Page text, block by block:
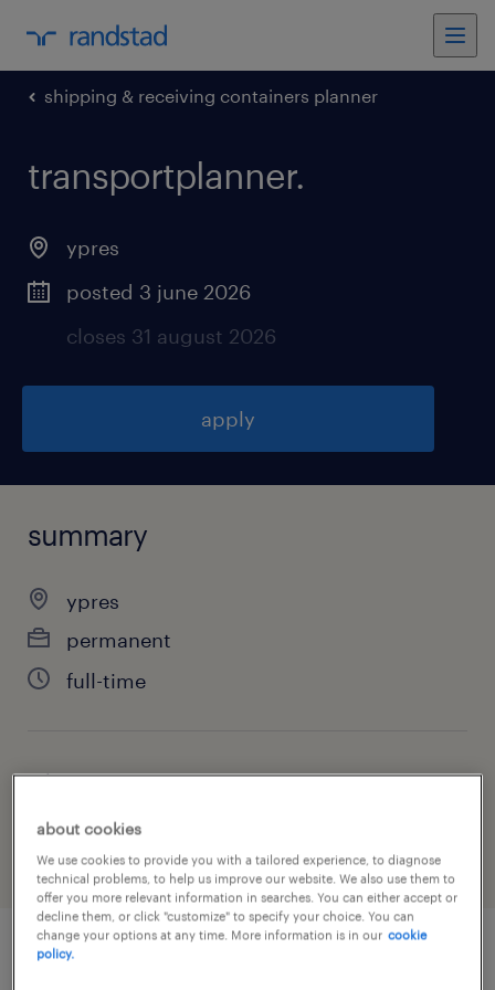
shipping & receiving containers planner
transportplanner.
ypres
posted 3 june 2026
closes 31 august 2026
apply
summary
ypres
permanent
full-time
job category
about cookies
We use cookies to provide you with a tailored experience, to diagnose
technical problems, to help us improve our website. We also use them to
offer you more relevant information in searches. You can either accept or
decline them, or click "customize" to specify your choice. You can
change your options at any time. More information is in our cookie
policy.